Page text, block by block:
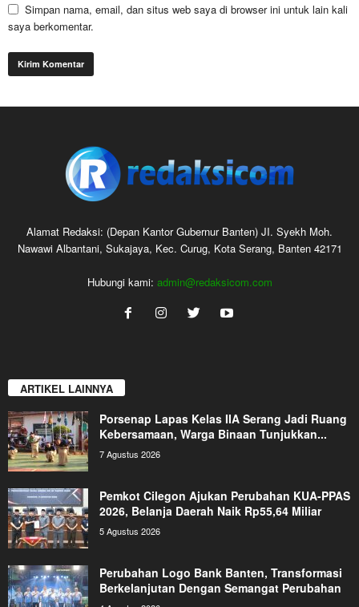
Simpan nama, email, dan situs web saya di browser ini untuk lain kali
saya berkomentar.
Alamat Redaksi: (Depan Kantor Gubernur Banten) JI. Syekh Moh.
Nawawi Albantani, Sukajaya, Kec. Curug, Kota Serang, Banten 42171
Hubungi kami: admin@redaksicom.com
ARTIKEL LAINNYA
Porsenap Lapas Kelas IIA Serang Jadi Ruang
Kebersamaan, Warga Binaan Tunjukkan...
7 Agustus 2026
Pemkot Cilegon Ajukan Perubahan KUA-PPAS
2026, Belanja Daerah Naik Rp55,64 Miliar
5 Agustus 2026
Perubahan Logo Bank Banten, Transformasi
Berkelanjutan Dengan Semangat Perubahan